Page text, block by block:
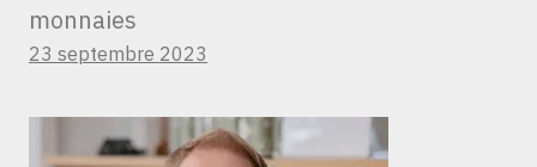
monnaies
23 septembre 2023